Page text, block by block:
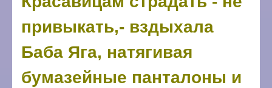
привыкать,- вздыхала
Баба Яга, натягивая
бумазейные панталоны и